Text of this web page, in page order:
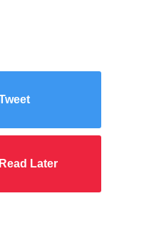
Read Later